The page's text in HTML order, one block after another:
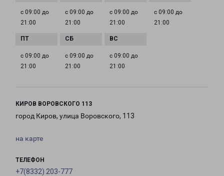
с 09:00 до
21:00
с 09:00 до
21:00
с 09:00 до
21:00
с 09:00 до
21:00
с 09:00 до
21:00
с 09:00 до
21:00
с 09:00 до
21:00
КИРОВ ВОРОВСКОГО 113
город Киров, улица Воровского, 113
на карте
ТЕЛЕФОН
+7(8332) 203-777